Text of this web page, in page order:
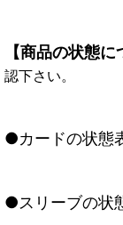
【商品の状態に
認下さい。
●カードの状態
●スリーブの状